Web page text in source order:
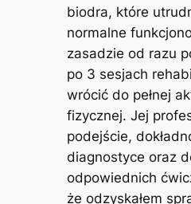
biodra, które
normalne
zasadzie od razu
po 3 sesjach
wrócić do pełnej
fizycznej. Jej
podejście,
diagnostyce oraz
odpowiednich
że odzyskałem